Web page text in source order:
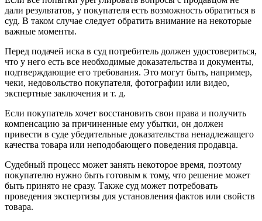
дали результатов, у покупателя есть возможность обратиться в
суд. В таком случае следует обратить внимание на некоторые
важные моменты.
Перед подачей иска в суд потребитель должен удостовериться,
что у него есть все необходимые доказательства и документы,
подтверждающие его требования. Это могут быть, например,
чеки, недовольство покупателя, фотографии или видео,
экспертные заключения и т. д.
Если покупатель хочет восстановить свои права и получить
компенсацию за причиненные ему убытки, он должен
привести в суде убедительные доказательства ненадлежащего
качества товара или неподобающего поведения продавца.
Судебный процесс может занять некоторое время, поэтому
покупателю нужно быть готовым к тому, что решение может
быть принято не сразу. Также суд может потребовать
проведения экспертизы для установления фактов или свойств
товара.